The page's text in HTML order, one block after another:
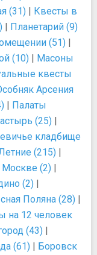
(31) | Квесты в
| Планетарий (9)
(51) |
(10) | Масоны
квесты
Арсения
| Палаты
(25) |
кладбище
(215) |
Москве (2) |
(2) |
Поляна (28) |
на 12 человек
(43) |
(61) | Боровск